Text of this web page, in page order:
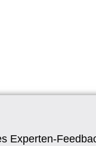
Experten-